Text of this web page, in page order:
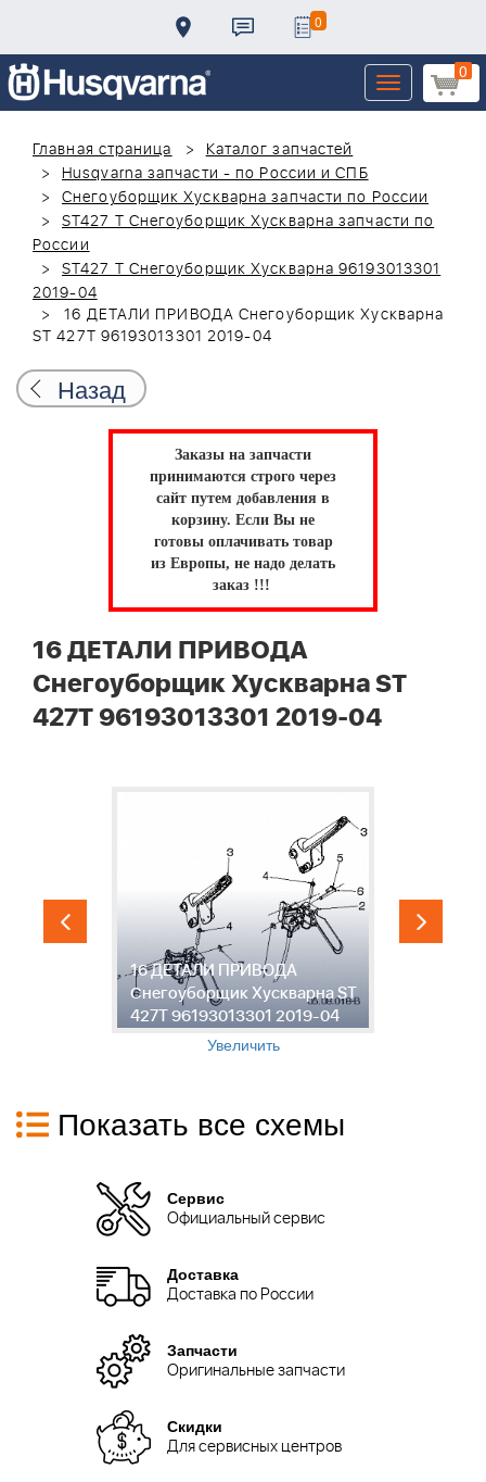
0
0
Toggle
navigation
Главная страница
Каталог запчастей
Husqvarna запчасти - по России и СПБ
Снегоуборщик Хускварна запчасти по России
ST427 T Снегоуборщик Хускварна запчасти по
России
ST427 T Снегоуборщик Хускварна 96193013301
2019-04
16 ДЕТАЛИ ПРИВОДА Снегоуборщик Хускварна
ST 427T 96193013301 2019-04
Назад
Заказы на запчасти
принимаются строго через
сайт путем добавления в
корзину. Если Вы не
готовы оплачивать товар
из Европы, не надо делать
заказ !!!
16 ДЕТАЛИ ПРИВОДА
Снегоуборщик Хускварна ST
427T 96193013301 2019-04
16 ДЕТАЛИ ПРИВОДА
Снегоуборщик Хускварна ST
427T 96193013301 2019-04
Увеличить
Показать все схемы
Сервис
Официальный сервис
Доставка
Доставка по России
Запчасти
Оригинальные запчасти
Скидки
Для сервисных центров